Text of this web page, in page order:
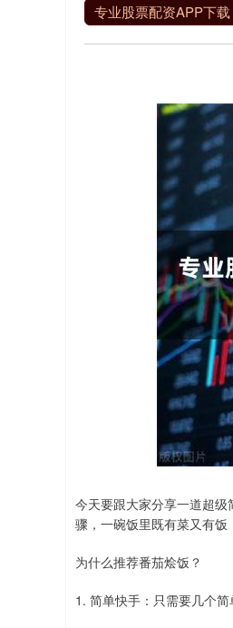
专业股票配资APP下载
今天要跟大家分享一道超
骤，一碗饭里既有菜又有饭
为什么推荐番茄烩饭？
1. 简单快手：只需要几个
深证成指